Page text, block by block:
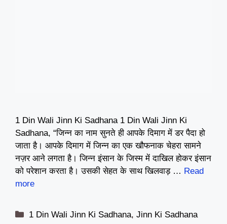
1 Din Wali Jinn Ki Sadhana 1 Din Wali Jinn Ki
Sadhana, “जिन्न का नाम सुनते ही आपके दिमाग में डर पैदा हो
जाता है। आपके दिमाग में जिन्न का एक खौफनाक चेहरा सामने
नज़र आने लगता है। जिन्न इंसान के जिस्म में दाखिल होकर इंसान
को परेशान करता है। उसकी सेहत के साथ खिलवाड़ … Read
more
Categories
1 Din Wali Jinn Ki Sadhana,Jinn Ki Sadhana